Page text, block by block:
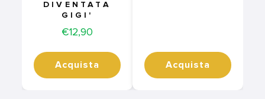
DIVENTATA
GIGI'
Price
€12,90
Acquista Acquista